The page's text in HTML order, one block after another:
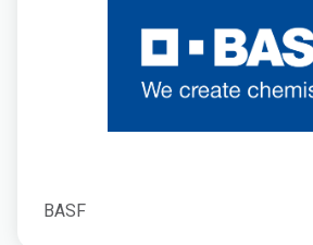
BASF